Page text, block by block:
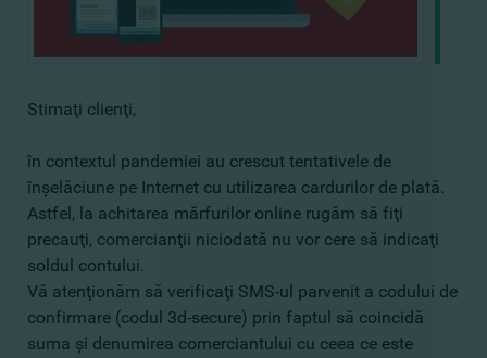
Stimaţi clienţi,
în contextul pandemiei au crescut tentativele de
înşelăciune pe Internet cu utilizarea cardurilor de plată.
Astfel, la achitarea mărfurilor online rugăm să fiţi
precauţi, comercianţii niciodată nu vor cere să indicaţi
soldul contului.
Vă atenţionăm să verificaţi SMS-ul parvenit a codului de
confirmare (codul 3d-secure) prin faptul să coincidă
suma şi denumirea comerciantului cu ceea ce este